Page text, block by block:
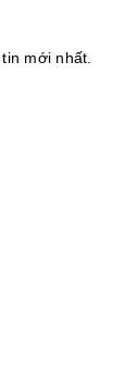
mới nhất.